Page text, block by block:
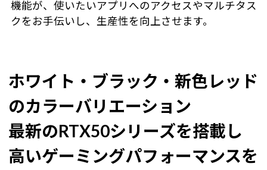
機能が、使いたいアプリへのアクセスやマルチタス
クをお手伝いし、生産性を向上させます。
ホワイト・ブラック・新色レッド
のカラーバリエーション
最新のRTX50シリーズを搭載し
高いゲーミングパフォーマンスを